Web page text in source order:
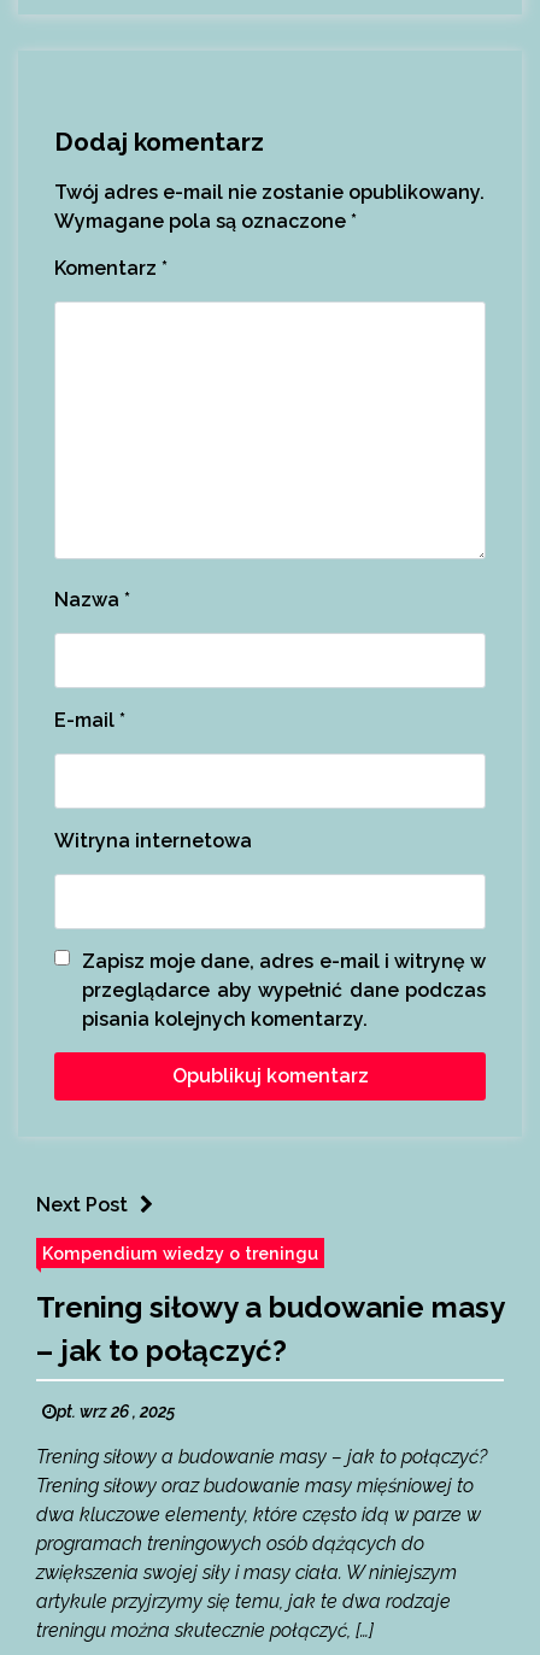
Dodaj komentarz
Twój adres e-mail nie zostanie opublikowany.
Wymagane pola są oznaczone *
Komentarz *
Nazwa *
E-mail *
Witryna internetowa
Zapisz moje dane, adres e-mail i witrynę w
przeglądarce aby wypełnić dane podczas
pisania kolejnych komentarzy.
Next Post
Kompendium wiedzy o treningu
Trening siłowy a budowanie masy
– jak to połączyć?
pt. wrz 26 , 2025
Trening siłowy a budowanie masy – jak to połączyć?
Trening siłowy oraz budowanie masy mięśniowej to
dwa kluczowe elementy, które często idą w parze w
programach treningowych osób dążących do
zwiększenia swojej siły i masy ciała. W niniejszym
artykule przyjrzymy się temu, jak te dwa rodzaje
treningu można skutecznie połączyć, […]